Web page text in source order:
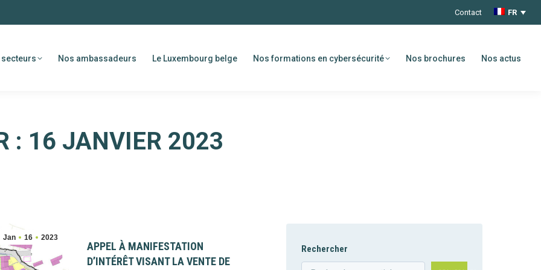
Contact FR
secteurs Nos ambassadeurs Le Luxembourg belge Nos formations en cybersécurité Nos brochures Nos actus
: 16 JANVIER 2023
Jan 16 2023
APPEL À MANIFESTATION
D’INTÉRÊT VISANT LA VENTE DE
Rechercher